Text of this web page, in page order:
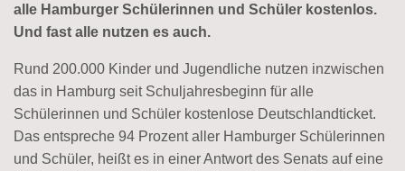
alle Hamburger Schülerinnen und Schüler kostenlos.
Und fast alle nutzen es auch.
Rund 200.000 Kinder und Jugendliche nutzen inzwischen
das in Hamburg seit Schuljahresbeginn für alle
Schülerinnen und Schüler kostenlose Deutschlandticket.
Das entspreche 94 Prozent aller Hamburger Schülerinnen
und Schüler, heißt es in einer Antwort des Senats auf eine